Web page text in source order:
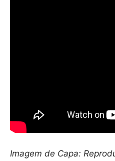
Imagem de Capa: